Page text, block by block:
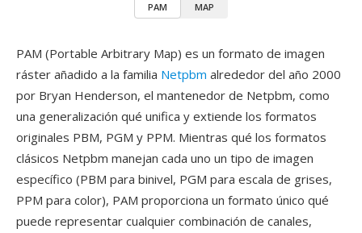
PAM MAP
PAM (Portable Arbitrary Map) es un formato de imagen
ráster añadido a la familia Netpbm alrededor del año 2000
por Bryan Henderson, el mantenedor de Netpbm, como
una generalización qué unifica y extiende los formatos
originales PBM, PGM y PPM. Mientras qué los formatos
clásicos Netpbm manejan cada uno un tipo de imagen
específico (PBM para binivel, PGM para escala de grises,
PPM para color), PAM proporciona un formato único qué
puede representar cualquier combinación de canales,